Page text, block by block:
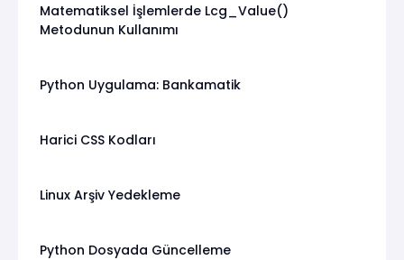
Matematiksel İşlemlerde Lcg_Value()
Metodunun Kullanımı
Python Uygulama: Bankamatik
Harici CSS Kodları
Linux Arşiv Yedekleme
Python Dosyada Güncelleme